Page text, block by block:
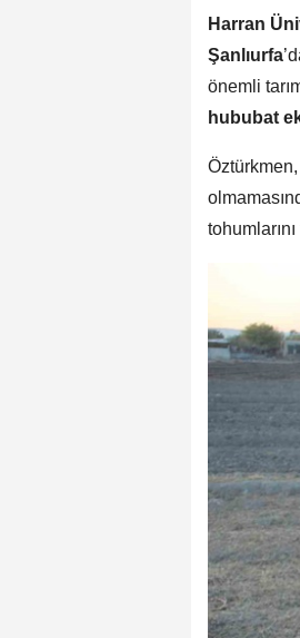
Harran
Şanlıurfa
önemli
hububat
Öztürkmen,